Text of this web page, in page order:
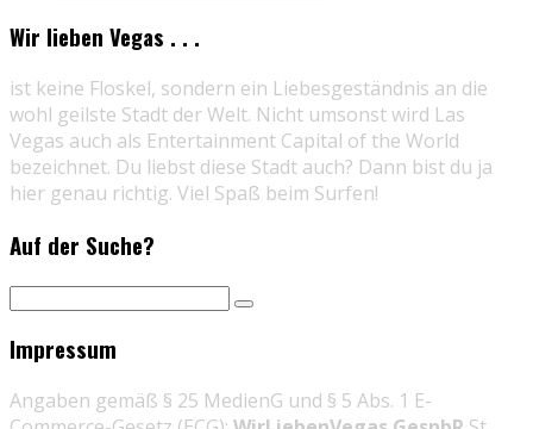
Wir lieben Vegas . . .
ist keine Floskel, sondern ein Liebesgeständnis an die
wohl geilste Stadt der Welt. Nicht umsonst wird Las
Vegas auch als Entertainment Capital of the World
bezeichnet. Du liebst diese Stadt auch? Dann bist du ja
hier genau richtig. Viel Spaß beim Surfen!
Auf der Suche?
Impressum
Angaben gemäß § 25 MedienG und § 5 Abs. 1 E-